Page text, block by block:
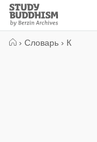
Close
Study
Buddhism
› Словарь › К